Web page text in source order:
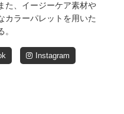
た、イージーケア素材や
カラーパレットを用いた
Instagram